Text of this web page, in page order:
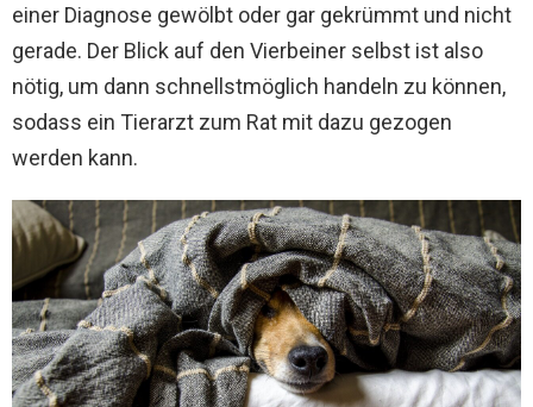
einer Diagnose gewölbt oder gar gekrümmt und nicht
gerade. Der Blick auf den Vierbeiner selbst ist also
nötig, um dann schnellstmöglich handeln zu können,
sodass ein Tierarzt zum Rat mit dazu gezogen
werden kann.